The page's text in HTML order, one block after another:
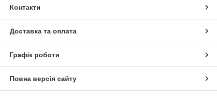
Контакти
Доставка та оплата
Графік роботи
Повна версія сайту